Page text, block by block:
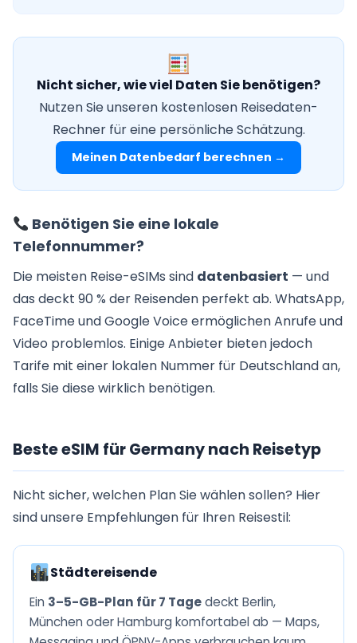
Nicht sicher, wie viel Daten Sie benötigen?
Nutzen Sie unseren kostenlosen Reisedaten-
Rechner für eine persönliche Schätzung.
Meinen Datenbedarf berechnen →
Benötigen Sie eine lokale
Telefonnummer?
Die meisten Reise-eSIMs sind datenbasiert — und
das deckt 90 % der Reisenden perfekt ab. WhatsApp,
FaceTime und Google Voice ermöglichen Anrufe und
Video problemlos. Einige Anbieter bieten jedoch
Tarife mit einer lokalen Nummer für Deutschland an,
falls Sie diese wirklich benötigen.
Beste eSIM für Germany nach Reisetyp
Nicht sicher, welchen Plan Sie wählen sollen? Hier
sind unsere Empfehlungen für Ihren Reisestil:
Städtereisende
Ein 3–5-GB-Plan für 7 Tagedeckt Berlin,
München oder Hamburg komfortabel ab — Maps,